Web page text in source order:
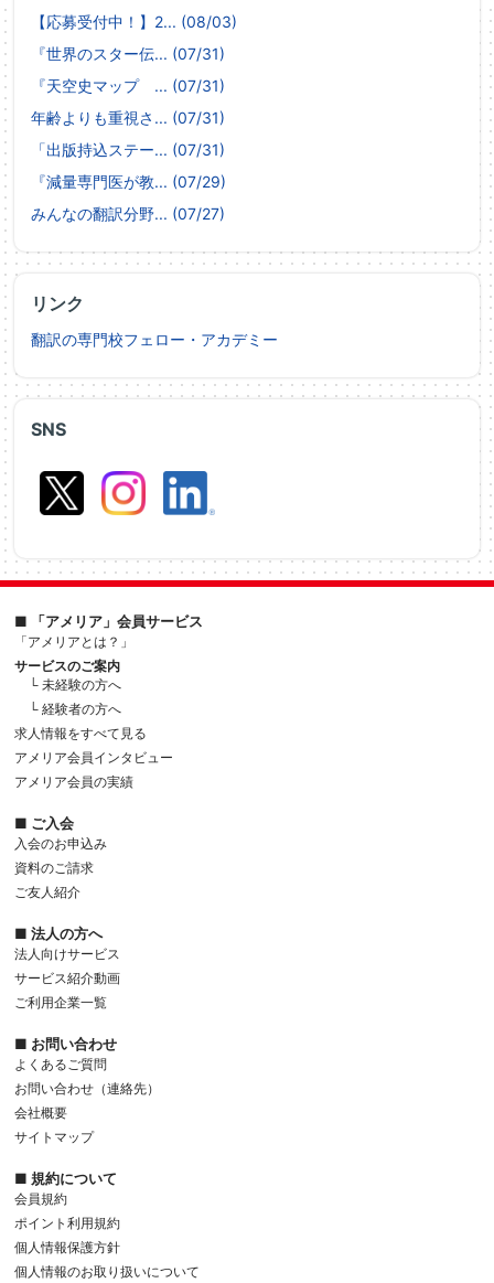
SNS
【応募受付中！】2... (08/03)
『世界のスター伝... (07/31)
『天空史マップ ... (07/31)
年齢よりも重視さ... (07/31)
「出版持込ステー... (07/31)
『減量専門医が教... (07/29)
みんなの翻訳分野... (07/27)
リンク
翻訳の専門校フェロー・アカデミー
■ 「アメリア」会員サービス
「アメリアとは？」
サービスのご案内
└ 未経験の方へ
└ 経験者の方へ
求人情報をすべて見る
アメリア会員インタビュー
アメリア会員の実績
■ ご入会
入会のお申込み
資料のご請求
ご友人紹介
■ 法人の方へ
法人向けサービス
サービス紹介動画
ご利用企業一覧
■ お問い合わせ
よくあるご質問
お問い合わせ（連絡先）
会社概要
サイトマップ
■ 規約について
会員規約
ポイント利用規約
個人情報保護方針
個人情報のお取り扱いについて